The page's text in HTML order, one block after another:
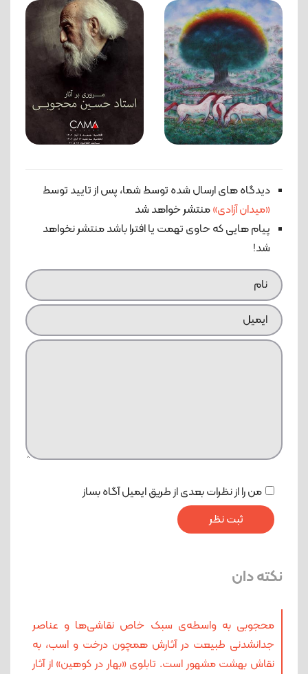
دیدگاه های ارسال شده توسط شما، پس از تایید توسط
«میدان آزادی»منتشر خواهد شد
پیام هایی که حاوی تهمت یا افترا باشد منتشر نخواهد
شد!
من را از نظرات بعدی از طریق ایمیل آگاه بساز
نکته دان
محجوبی به واسطه‌ی سبک خاص نقاشی‌ها و عناصر
جدانشدنی طبیعت در آثارش همچون درخت و اسب، به
نقاش بهشت مشهور است. تابلوی «بهار در کوهین» از آثار